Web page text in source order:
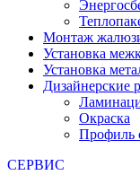
Монтаж
Установка
Установка
Дизайнерские
Окраска
Профиль
СЕРВИС